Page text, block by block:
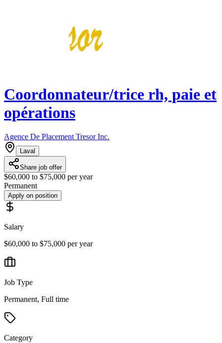
Coordonnateur/trice rh, paie et
opérations
Agence De Placement Tresor Inc.
Laval
Share job offer
$60,000 to $75,000 per year
Permanent
Apply on position
Salary
$60,000 to $75,000 per year
Job Type
Permanent, Full time
Category